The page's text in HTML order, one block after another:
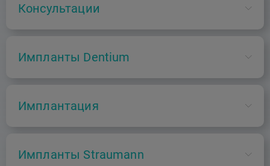
Консультации
B01.067.001
Консультация врача-стоматолога-хирурга
2000 ₽
Импланты Dentium
А16.07.054.015
Применение мультиюнита-абатмента Dentium, 1
Имплантация
А16.07.006.08
Импланты Straumann